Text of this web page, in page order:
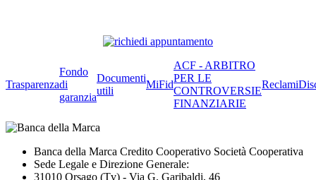
Trasparenza
Fondo
di
garanzia
Documenti
utili
MiFid
ACF - ARBITRO
PER LE
CONTROVERSIE
FINANZIARIE
Reclami
Banca della Marca Credito Cooperativo Società Cooperativa
Sede Legale e Direzione Generale:
31010 Orsago (Tv) - Via G. Garibaldi, 46